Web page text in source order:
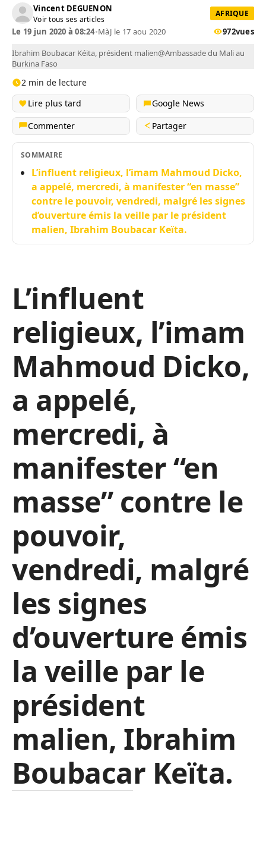
Vincent DEGUENON
Voir tous ses articles
AFRIQUE
Le 19 jun 2020 à 08:24•MàJ le 17 aou 2020 972vues
Ibrahim Boubacar Kéita, président malien@Ambassade du Mali au
Burkina Faso
2 min de lecture
Lire plus tard
Google News
Commenter
Partager
SOMMAIRE
L’influent religieux, l’imam Mahmoud Dicko,
a appelé, mercredi, à manifester “en masse”
contre le pouvoir, vendredi, malgré les signes
d’ouverture émis la veille par le président
malien, Ibrahim Boubacar Keïta.
L’influent
religieux, l’imam
Mahmoud Dicko,
a appelé,
mercredi, à
manifester “en
masse” contre le
pouvoir,
vendredi, malgré
les signes
d’ouverture émis
la veille par le
président
malien, Ibrahim
Boubacar Keïta.